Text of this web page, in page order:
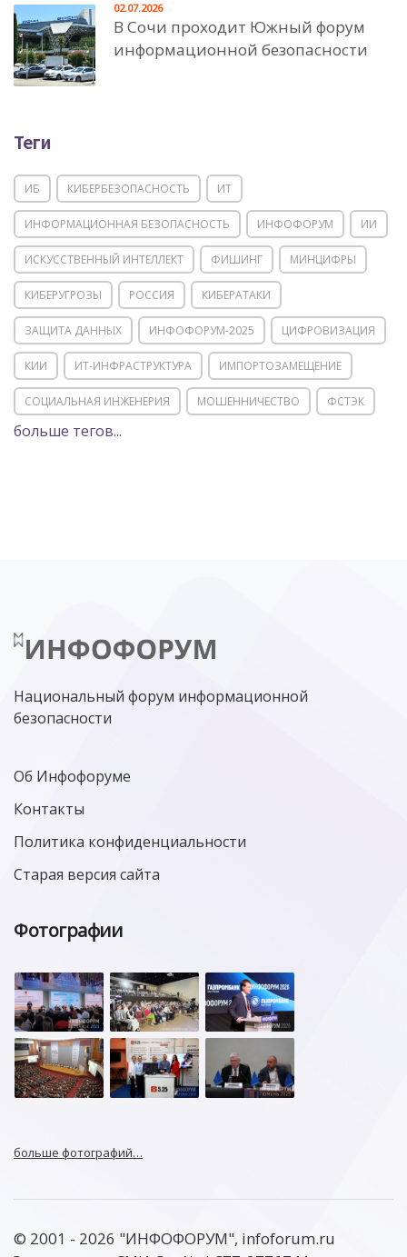
В Сочи проходит Южный форум
информационной безопасности
02.07.2026
Теги
ИБ КИБЕРБЕЗОПАСНОСТЬ ИТ
ИНФОРМАЦИОННАЯ БЕЗОПАСНОСТЬ ИНФОФОРУМ ИИ
ИСКУССТВЕННЫЙ ИНТЕЛЛЕКТ ФИШИНГ МИНЦИФРЫ
КИБЕРУГРОЗЫ РОССИЯ КИБЕРАТАКИ
ЗАЩИТА ДАННЫХ ИНФОФОРУМ-2025 ЦИФРОВИЗАЦИЯ
КИИ ИТ-ИНФРАСТРУКТУРА ИМПОРТОЗАМЕЩЕНИЕ
СОЦИАЛЬНАЯ ИНЖЕНЕРИЯ МОШЕННИЧЕСТВО ФСТЭК
POSITIVE TECHNOLOGIES
МИНЦИФРЫ РОССИИ NGFW
больше тегов...
Национальный форум информационной
безопасности
Об Инфофоруме
Контакты
Политика конфиденциальности
Старая версия сайта
Фотографии
больше фотографий…
© 2001 - 2026 "ИНФОФОРУМ", infoforum.ru